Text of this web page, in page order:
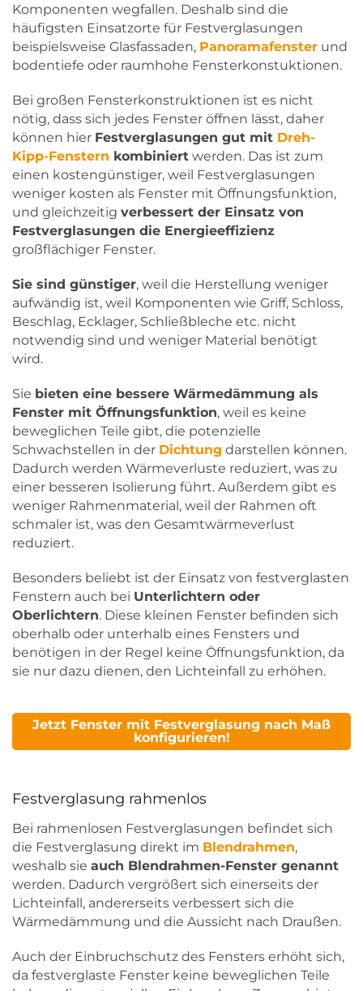
Komponenten wegfallen. Deshalb sind die
häufigsten Einsatzorte für Festverglasungen
beispielsweise Glasfassaden, Panoramafenster und
bodentiefe oder raumhohe Fensterkonstuktionen.
Bei großen Fensterkonstruktionen ist es nicht
nötig, dass sich jedes Fenster öffnen lässt, daher
können hier Festverglasungen gut mit Dreh-
Kipp-Fenstern kombiniert werden. Das ist zum
einen kostengünstiger, weil Festverglasungen
weniger kosten als Fenster mit Öffnungsfunktion,
und gleichzeitig verbessert der Einsatz von
Festverglasungen die Energieeffizienz
großflächiger Fenster.
Sie sind günstiger, weil die Herstellung weniger
aufwändig ist, weil Komponenten wie Griff, Schloss,
Beschlag, Ecklager, Schließbleche etc. nicht
notwendig sind und weniger Material benötigt
wird.
Sie bieten eine bessere Wärmedämmung als
Fenster mit Öffnungsfunktion, weil es keine
beweglichen Teile gibt, die potenzielle
Schwachstellen in der Dichtung darstellen können.
Dadurch werden Wärmeverluste reduziert, was zu
einer besseren Isolierung führt. Außerdem gibt es
weniger Rahmenmaterial, weil der Rahmen oft
schmaler ist, was den Gesamtwärmeverlust
reduziert.
Besonders beliebt ist der Einsatz von festverglasten
Fenstern auch bei Unterlichtern oder
Oberlichtern. Diese kleinen Fenster befinden sich
oberhalb oder unterhalb eines Fensters und
benötigen in der Regel keine Öffnungsfunktion, da
sie nur dazu dienen, den Lichteinfall zu erhöhen.
Jetzt Fenster mit Festverglasung nach Maß
konfigurieren!
Festverglasung rahmenlos
Bei rahmenlosen Festverglasungen befindet sich
die Festverglasung direkt im Blendrahmen,
weshalb sie auch Blendrahmen-Fenster genannt
werden. Dadurch vergrößert sich einerseits der
Lichteinfall, andererseits verbessert sich die
Wärmedämmung und die Aussicht nach Draußen.
Auch der Einbruchschutz des Fensters erhöht sich,
da festverglaste Fenster keine beweglichen Teile